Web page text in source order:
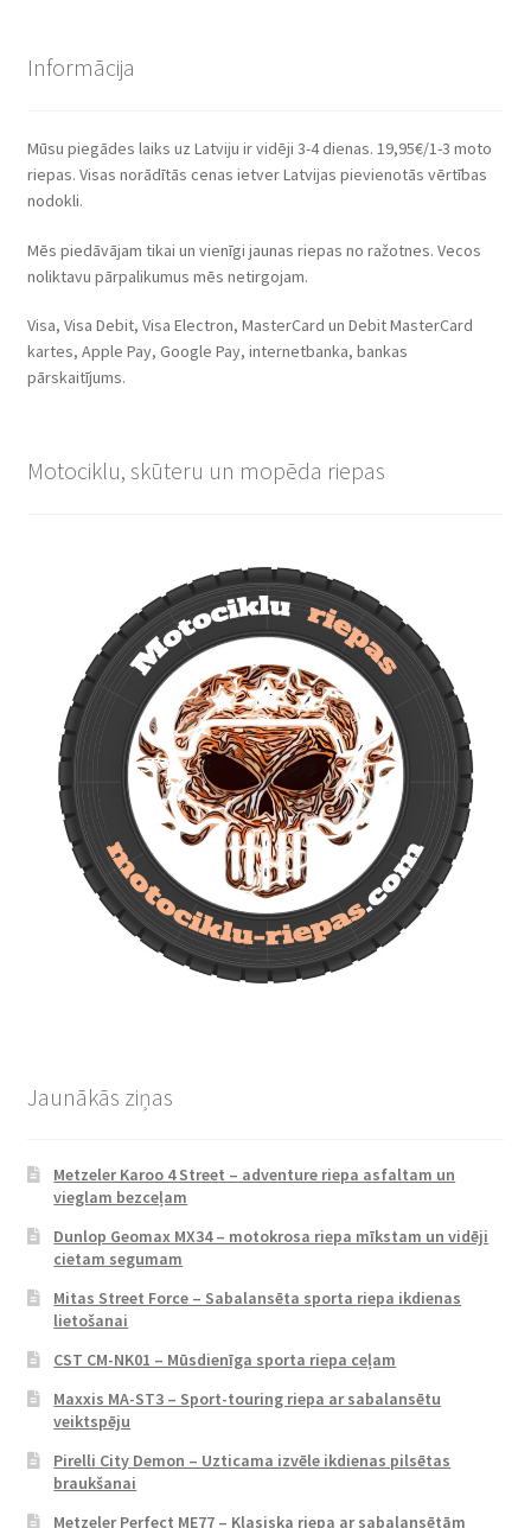
Informācija
Mūsu piegādes laiks uz Latviju ir vidēji 3-4 dienas. 19,95€/1-3 moto
riepas. Visas norādītās cenas ietver Latvijas pievienotās vērtības
nodokli.
Mēs piedāvājam tikai un vienīgi jaunas riepas no ražotnes. Vecos
noliktavu pārpalikumus mēs netirgojam.
Visa, Visa Debit, Visa Electron, MasterCard un Debit MasterCard
kartes, Apple Pay, Google Pay, internetbanka, bankas
pārskaitījums.
Motociklu, skūteru un mopēda riepas
Jaunākās ziņas
Metzeler Karoo 4 Street – adventure riepa asfaltam un
vieglam bezceļam
Dunlop Geomax MX34 – motokrosa riepa mīkstam un vidēji
cietam segumam
Mitas Street Force – Sabalansēta sporta riepa ikdienas
lietošanai
CST CM-NK01 – Mūsdienīga sporta riepa ceļam
Maxxis MA-ST3 – Sport-touring riepa ar sabalansētu
veiktspēju
Pirelli City Demon – Uzticama izvēle ikdienas pilsētas
braukšanai
Metzeler Perfect ME77 – Klasiska riepa ar sabalansētām